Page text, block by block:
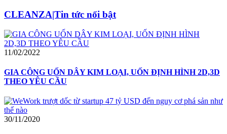
CLEANZA|Tin tức nổi bật
11/02/2022
GIA CÔNG UỐN DÂY KIM LOẠI, UỐN ĐỊNH HÌNH 2D,3D
THEO YÊU CẦU
30/11/2020